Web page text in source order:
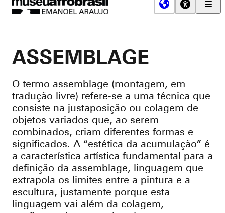
ASSEMBLAGE
O termo assemblage (montagem, em
tradução livre) refere-se a uma técnica que
consiste na justaposição ou colagem de
objetos variados que, ao serem
combinados, criam diferentes formas e
significados. A “estética da acumulação” é
a característica artística fundamental para a
definição da assemblage, linguagem que
extrapola os limites entre a pintura e a
escultura, justamente porque esta
linguagem vai além da colagem,